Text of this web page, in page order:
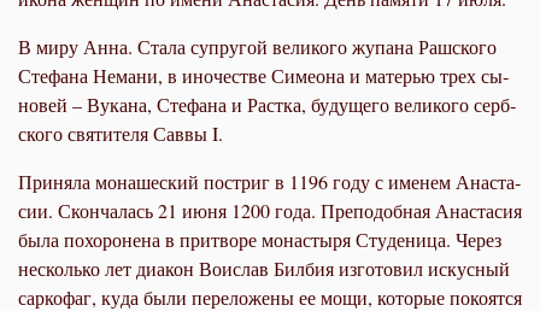
В ми­ру Ан­на. Ста­ла су­пру­гой ве­ли­ко­го жу­па­на Раш­ско­го
Сте­фа­на Нема­ни, в ино­че­стве Си­мео­на и ма­те­рью трех сы­
но­вей – Ву­ка­на, Сте­фа­на и Рас­т­ка, бу­ду­ще­го ве­ли­ко­го серб­
ско­го свя­ти­те­ля Сав­вы I.
При­ня­ла мо­на­ше­ский по­стриг в 1196 го­ду с име­нем Ана­ста­
сии. Скон­ча­лась 21 июня 1200 го­да. Пре­по­доб­ная Ана­ста­сия
бы­ла по­хо­ро­не­на в при­тво­ре мо­на­сты­ря Сту­де­ни­ца. Через
несколь­ко лет диа­кон Во­ис­лав Бил­бия из­го­то­вил ис­кус­ный
сар­ко­фаг, ку­да бы­ли пе­ре­ло­же­ны ее мо­щи, ко­то­рые по­ко­ят­ся